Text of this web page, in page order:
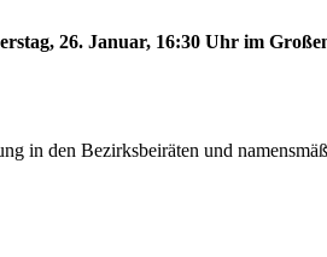
26. Januar, 16:30 Uhr im
in den Bezirksbeiräten und